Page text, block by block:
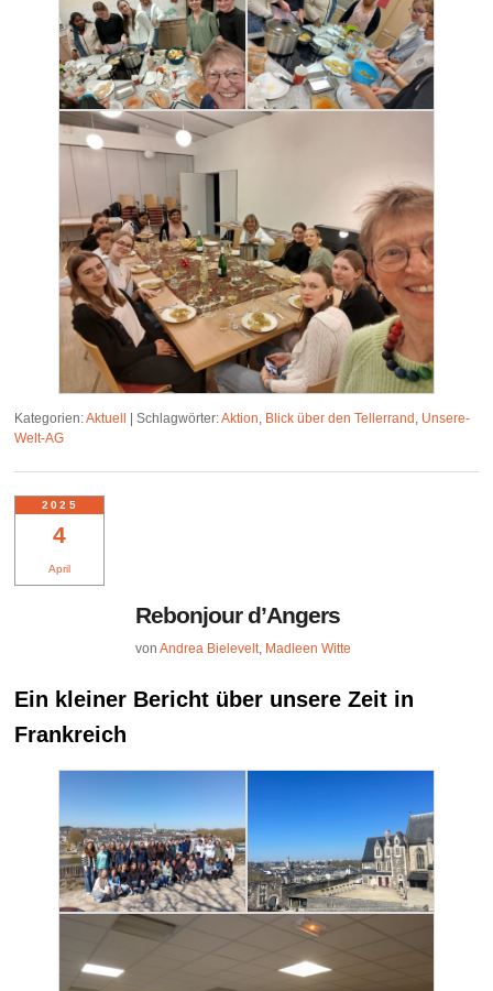
Kategorien:Aktuell |Schlagwörter:Aktion, Blick über den Tellerrand, Unsere-
Welt-AG
4
April
2025
Rebonjour d’Angers
vonAndrea Bielevelt Madleen Witte
Ein kleiner Bericht über unsere Zeit in
Frankreich